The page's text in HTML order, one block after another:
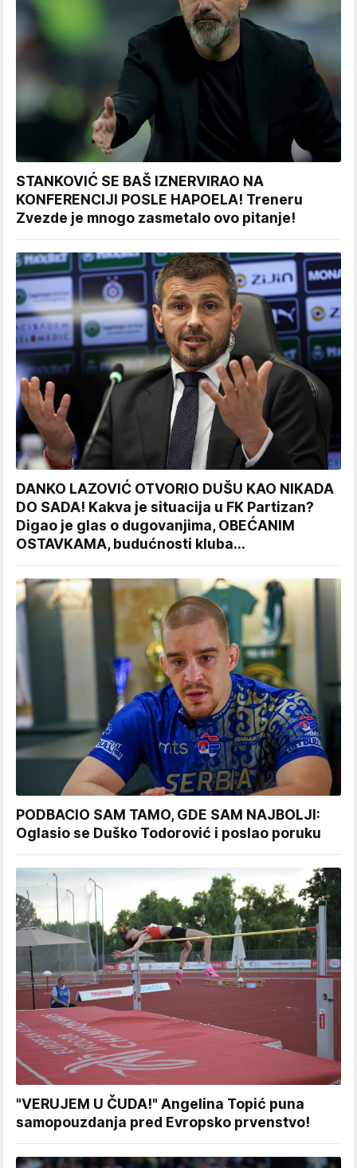
STANKOVIĆ SE BAŠ IZNERVIRAO NA
KONFERENCIJI POSLE HAPOELA! Treneru
Zvezde je mnogo zasmetalo ovo pitanje!
DANKO LAZOVIĆ OTVORIO DUŠU KAO NIKADA
DO SADA! Kakva je situacija u FK Partizan?
Digao je glas o dugovanjima, OBEĆANIM
OSTAVKAMA, budućnosti kluba...
PODBACIO SAM TAMO, GDE SAM NAJBOLJI:
Oglasio se Duško Todorović i poslao poruku
"VERUJEM U ČUDA!" Angelina Topić puna
samopouzdanja pred Evropsko prvenstvo!